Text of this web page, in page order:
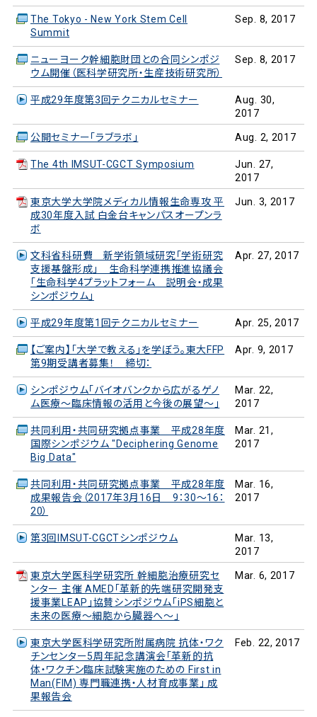
The Tokyo - New York Stem Cell
Summit
Sep. 8, 2017
ニューヨーク幹細胞財団との合同シンポジ
ウム開催（医科学研究所・生産技術研究所）
Sep. 8, 2017
平成29年度第3回テクニカルセミナー
Aug. 30,
2017
公開セミナー「ラブラボ」 Aug. 2, 2017
The 4th IMSUT-CGCT Symposium
Jun. 27,
2017
東京大学大学院メディカル情報生命専攻 平
成30年度入試 白金台キャンパスオープンラ
ボ
Jun. 3, 2017
文科省科研費 新学術領域研究「学術研究
支援基盤形成」 生命科学連携推進協議会
「生命科学4プラットフォーム 説明会・成果
シンポジウム」
Apr. 27, 2017
平成29年度第1回テクニカルセミナー Apr. 25, 2017
【ご案内】「大学で教える」を学ぼう。東大FFP
第9期受講者募集！ 締切：
Apr. 9, 2017
シンポジウム「バイオバンクから広がるゲノ
ム医療～臨床情報の活用と今後の展望～」
Mar. 22,
2017
共同利用・共同研究拠点事業 平成28年度
国際シンポジウム "Deciphering Genome
Big Data"
Mar. 21,
2017
共同利用・共同研究拠点事業 平成28年度
成果報告会（2017年3月16日 9：30～16：
20）
Mar. 16,
2017
第3回IMSUT-CGCTシンポジウム
Mar. 13,
2017
東京大学医科学研究所 幹細胞治療研究セ
ンター 主催 AMED「革新的先端研究開発支
援事業LEAP」協賛シンポジウム「iPS細胞と
未来の医療～細胞から臓器へ～」
Mar. 6, 2017
東京大学医科学研究所附属病院 抗体・ワク
チンセンター5周年記念講演会「革新的抗
体・ワクチン臨床試験実施のための First in
Man(FIM) 専門職連携・人材育成事業」 成
果報告会
Feb. 22, 2017